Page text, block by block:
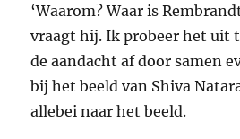
‘Waarom? Waar is
vraagt hij. Ik probeer het uit
de aandacht af door samen
bij het beeld van Shiva
allebei naar het beeld.